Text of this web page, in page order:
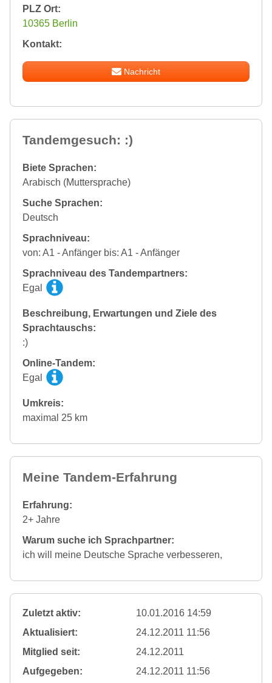
PLZ Ort:
10365 Berlin
Kontakt:
Nachricht
Tandemgesuch: :)
Biete Sprachen:
Arabisch (Muttersprache)
Suche Sprachen:
Deutsch
Sprachniveau:
von: A1 - Anfänger bis: A1 - Anfänger
Sprachniveau des Tandempartners:
Egal
Beschreibung, Erwartungen und Ziele des
Sprachtauschs:
:)
Online-Tandem:
Egal
Umkreis:
maximal 25 km
Meine Tandem-Erfahrung
Erfahrung:
2+ Jahre
Warum suche ich Sprachpartner:
ich will meine Deutsche Sprache verbesseren,
Zuletzt aktiv:
10.01.2016 14:59
Aktualisiert:
24.12.2011 11:56
Mitglied seit:
24.12.2011
Aufgegeben:
24.12.2011 11:56